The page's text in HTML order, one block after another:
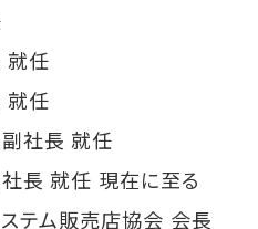
就任
就任
社長 就任
長 就任 現在に至る
ステム販売店協会 会長